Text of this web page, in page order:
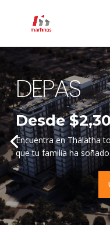
DEPAS
Desde $2
Encuentra en Thálatha
que tu familia ha soñado.